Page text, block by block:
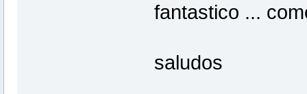
fantastico ...
saludos